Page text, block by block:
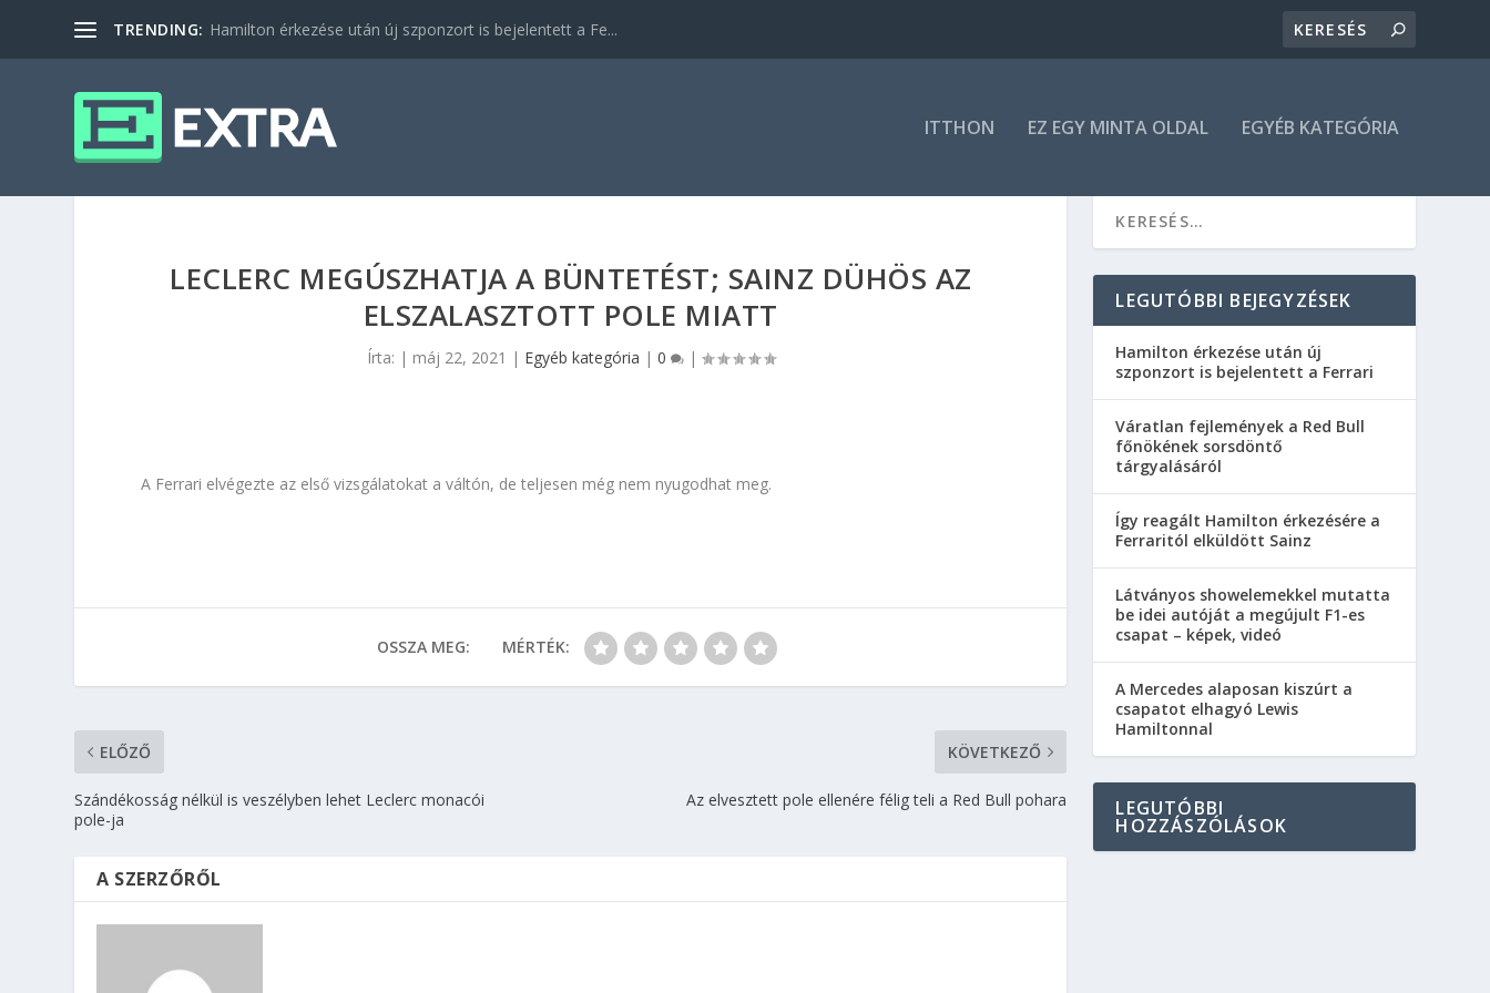
TRENDING: Hamilton érkezése után új szponzort is bejelentett a Fe...
ITTHON EZ EGY MINTA OLDAL EGYÉB KATEGÓRIA
LECLERC MEGÚSZHATJA A BÜNTETÉST; SAINZ DÜHÖS AZ
ELSZALASZTOTT POLE MIATT
Írta: | máj 22, 2021 | Egyéb kategória | 0 |
A Ferrari elvégezte az első vizsgálatokat a váltón, de teljesen még nem nyugodhat meg.
OSSZA MEG: MÉRTÉK:
ELŐZŐ
Szándékosság nélkül is veszélyben lehet Leclerc monacói
pole-ja
KÖVETKEZŐ
Az elvesztett pole ellenére félig teli a Red Bull pohara
A SZERZŐRŐL
LEGUTÓBBI BEJEGYZÉSEK
Hamilton érkezése után új
szponzort is bejelentett a Ferrari
Váratlan fejlemények a Red Bull
főnökének sorsdöntő
tárgyalásáról
Így reagált Hamilton érkezésére a
Ferraritól elküldött Sainz
Látványos showelemekkel mutatta
be idei autóját a megújult F1-es
csapat – képek, videó
A Mercedes alaposan kiszúrt a
csapatot elhagyó Lewis
Hamiltonnal
LEGUTÓBBI
HOZZÁSZÓLÁSOK